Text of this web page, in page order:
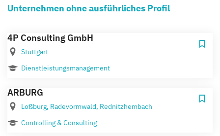
Unternehmen ohne ausführliches Profil
4P Consulting GmbH
Stuttgart
Dienstleistungsmanagement
ARBURG
Loßburg, Radevormwald, Rednitzhembach
Controlling & Consulting